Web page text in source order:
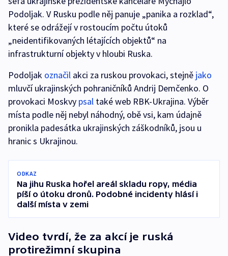
Podoljak. V Rusku podle něj panuje „panika a rozklad“,
které se odrážejí v rostoucím počtu útoků
„neidentifikovaných létajících objektů“ na
infrastrukturní objekty v hloubi Ruska.
Podoljak označil akci za ruskou provokaci, stejně jako
mluvčí ukrajinských pohraničníků Andrij Demčenko. O
provokaci Moskvy psal také web RBK-Ukrajina. Výběr
místa podle něj nebyl náhodný, obě vsi, kam údajně
pronikla padesátka ukrajinských záškodníků, jsou u
hranic s Ukrajinou.
ODKAZ
Na jihu Ruska hořel areál skladu ropy, média
píší o útoku dronů. Podobné incidenty hlásí i
další místa v zemi
Video tvrdí, že za akcí je ruská
protirežimní skupina